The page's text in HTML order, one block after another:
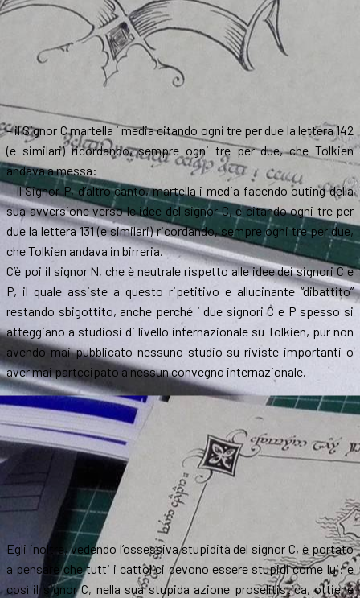
– il Signor C martella i media citando ogni tre per due la lettera 142
(e similari) ricordando, sempre ogni tre per due, che Tolkien
andava a messa:
– Il Signor P, d’altro canto, martella i media facendo outing della
sua avversione verso le idee del signor C, e citando ogni tre per
due la lettera 131 (e similari) ricordando, sempre ogni tre per due,
che Tolkien andava in birreria.
C’è poi il signor N, che è neutrale rispetto alle idee dei signori C e
P, il quale assiste a questo ripetitivo e allucinante “dibattito”
restando sbigottito, anche perché i due signori C e P spesso si
atteggiano a studiosi di livello internazionale su Tolkien, pur non
avendo mai pubblicato nessuno studio su riviste importanti o
aver mai partecipato a nessun convegno internazionale.
Egli inoltre, vedendo l’ossessiva stupidità del signor C, è portato
a pensare che tutti i cattolici devono essere stupidi come lui: e
così il signor C, nella sua stupida azione proselitistica, ottiene